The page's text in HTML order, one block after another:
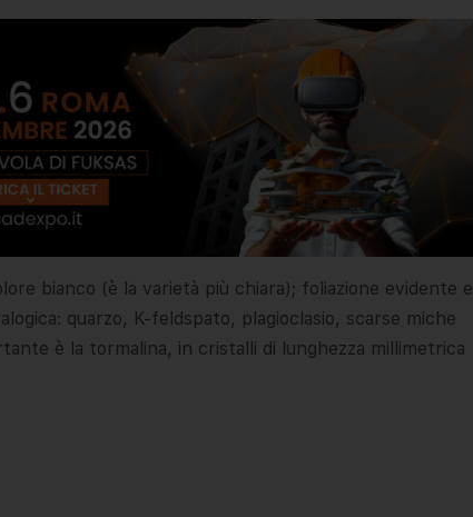
bianco (è la varietà più chiara); foliazione evidente e
quarzo, K-feldspato, plagioclasio, scarse miche
è la tormalina, in cristalli di lunghezza millimetrica